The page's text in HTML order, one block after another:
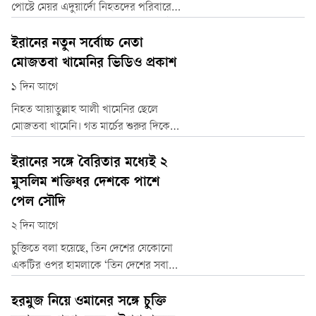
বিমান
পোস্টে মেয়র এদুয়ার্দো নিহতদের পরিবারের
সঙ্গে তিনি জানান, ঘটনার পরপরই তিনি
ব্রাজিলের ন্যাশনাল সিভিল এভিয়েশন
করেছেন এবং আকাশে চলাচলকারী সকল
হেলিকপ্টারের ওপর নজরদারি বাড়িয়ে
যাত্রীদের সুরক্ষা নিশ্চিত কর
ইরানের নতুন সর্বোচ্চ নেতা
মোজতবা খামেনির ভিডিও প্রকাশ
১ দিন আগে
নিহত আয়াতুল্লাহ আলী খামেনির ছেলে
মোজতবা খামেনি। গত মার্চের শুরুর দিকে
অব এক্সপার্টস' তাঁকে ইরানের নতুন সর্বোচ্চ
নেতা হিসেবে নির্বাচিত করে।
ইরানের সঙ্গে বৈরিতার মধ্যেই ২
মুসলিম শক্তিধর দেশকে পাশে
পেল সৌদি
২ দিন আগে
চুক্তিতে বলা হয়েছে, তিন দেশের যেকোনো
একটির ওপর হামলাকে ‘তিন দেশের সবার
তিন দেশের প্রকাশিত এক যৌথ বিবৃতিতে
হরমুজ নিয়ে ওমানের সঙ্গে চুক্তি